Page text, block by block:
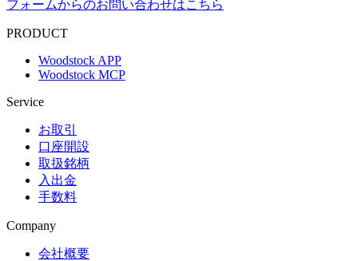
フォームからのお問い合わせはこちら
PRODUCT
Woodstock APP
Woodstock MCP
Service
お取引
口座開設
取扱銘柄
入出金
手数料
Company
会社概要